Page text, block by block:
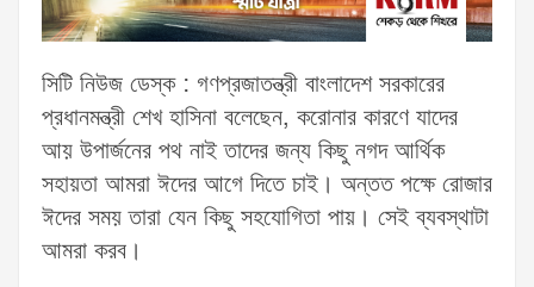
সিটি নিউজ ডেস্ক : গণপ্রজাতন্ত্রী বাংলাদেশ সরকারের
প্রধানমন্ত্রী শেখ হাসিনা বলেছেন, করোনার কারণে যাদের
আয় উপার্জনের পথ নাই তাদের জন্য কিছু নগদ আর্থিক
সহায়তা আমরা ঈদের আগে দিতে চাই। অন্তত পক্ষে রোজার
ঈদের সময় তারা যেন কিছু সহযোগিতা পায়। সেই ব্যবস্থাটা
আমরা করব।